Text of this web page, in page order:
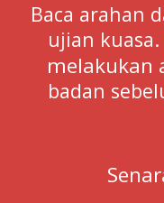
Baca arahan
ujian kuasa
melakukan
badan